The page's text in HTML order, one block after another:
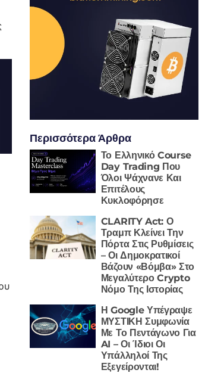
Περισσότερα Άρθρα
Το Ελληνικό Course
Day Trading Που
Όλοι Ψάχνανε Και
Επιτέλους
Κυκλοφόρησε
CLARITY Act: Ο
Τραμπ Κλείνει Την
Πόρτα Στις Ρυθμίσεις
– Οι Δημοκρατικοί
Βάζουν «Βόμβα» Στο
Μεγαλύτερο Crypto
Νόμο Της Ιστορίας
Η Google Υπέγραψε
ΜΥΣΤΙΚΗ Συμφωνία
Με Το Πεντάγωνο Για
AI – Οι Ίδιοι Οι
Υπάλληλοί Της
Εξεγείρονται!